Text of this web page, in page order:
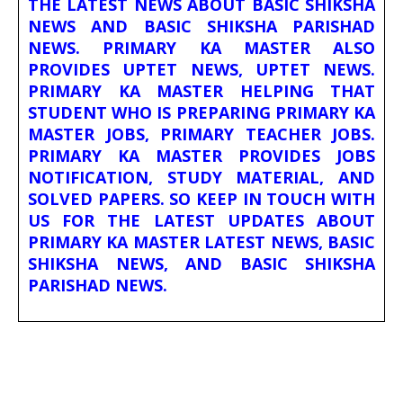
THE LATEST NEWS ABOUT BASIC SHIKSHA
NEWS AND BASIC SHIKSHA PARISHAD
NEWS. PRIMARY KA MASTER ALSO
PROVIDES UPTET NEWS, UPTET NEWS.
PRIMARY KA MASTER HELPING THAT
STUDENT WHO IS PREPARING PRIMARY KA
MASTER JOBS, PRIMARY TEACHER JOBS.
PRIMARY KA MASTER PROVIDES JOBS
NOTIFICATION, STUDY MATERIAL, AND
SOLVED PAPERS. SO KEEP IN TOUCH WITH
US FOR THE LATEST UPDATES ABOUT
PRIMARY KA MASTER LATEST NEWS, BASIC
SHIKSHA NEWS, AND BASIC SHIKSHA
PARISHAD NEWS.